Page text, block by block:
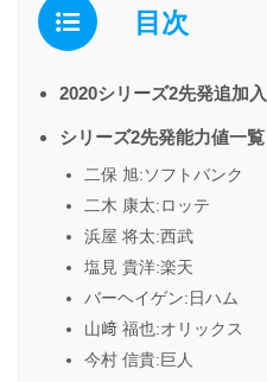
目次
2020シリーズ2先発追加
シリーズ2先発能力値一覧
二保 旭:ソフトバンク
二木 康太:ロッテ
浜屋 将太:西武
塩見 貴洋:楽天
バーヘイゲン:日ハム
山﨑 福也:オリックス
今村 信貴:巨人